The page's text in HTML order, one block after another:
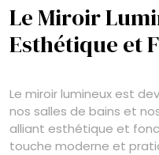
Le Miroir
Esthétique et
Le miroir lumineux est
nos salles de bains et
alliant esthétique et
touche moderne et